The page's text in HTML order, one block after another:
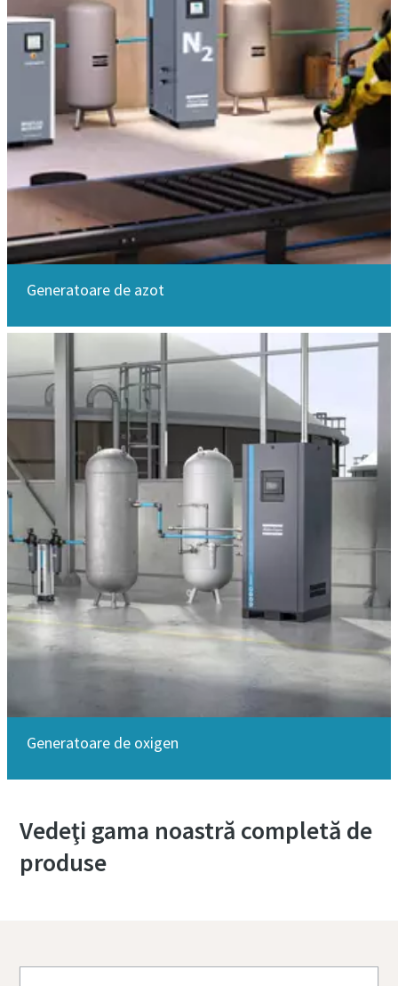
Generatoare de azot
Generatoare de oxigen
Vedeţi gama noastră completă de
produse